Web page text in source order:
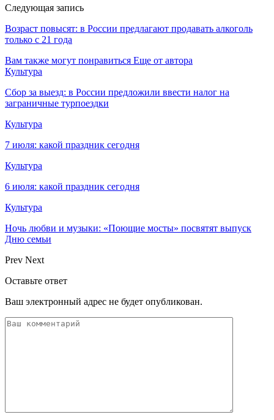
Следующая запись
Возраст повысят: в России предлагают продавать алкоголь
только с 21 года
Вам также могут понравиться Еще от автора
Культура
Сбор за выезд: в России предложили ввести налог на
заграничные турпоездки
Культура
7 июля: какой праздник сегодня
Культура
6 июля: какой праздник сегодня
Культура
Ночь любви и музыки: «Поющие мосты» посвятят выпуск
Дню семьи
Prev Next
Оставьте ответ
Ваш электронный адрес не будет опубликован.